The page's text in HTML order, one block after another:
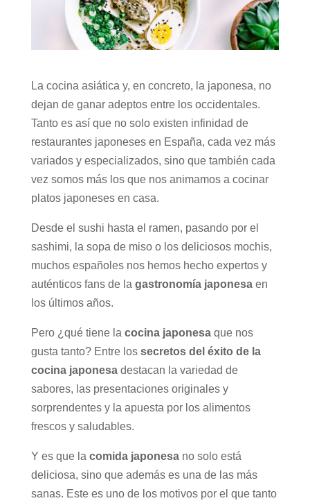
La cocina asiática y, en concreto, la japonesa, no
dejan de ganar adeptos entre los occidentales.
Tanto es así que no solo existen infinidad de
restaurantes japoneses en España, cada vez más
variados y especializados, sino que también cada
vez somos más los que nos animamos a cocinar
platos japoneses en casa.
Desde el sushi hasta el ramen, pasando por el
sashimi, la sopa de miso o los deliciosos mochis,
muchos españoles nos hemos hecho expertos y
auténticos fans de la gastronomía japonesaen
los últimos años.
Pero ¿qué tiene la cocina japonesaque nos
gusta tanto? Entre los secretos del éxito de la
cocina japonesadestacan la variedad de
sabores, las presentaciones originales y
sorprendentes y la apuesta por los alimentos
frescos y saludables.
Y es que la comida japonesano solo está
deliciosa, sino que además es una de las más
sanas. Este es uno de los motivos por el que tanto